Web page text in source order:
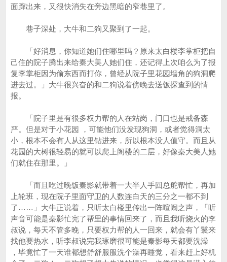
面蹿出来，又很快消失在旁边黑暗的窄巷里了。
巷子深处，大牛和二狗又聚到了一起。
「好消息，你知道她们住哪里吗？原来太白楼李掌柜把自
己住的院子腾出来给秦大美人她们住，还记得上次咱么为了报
复李掌柜因为偷东西而打你，曾经从院子里花园墙角的狗洞爬
进去过。」大牛很兴奋的和二狗说着傍晚去送饭探查到的情
报。
「院子里是有很多权力帮的人在站岗，门口也是戒备森
严。但是对于小花园 ，可能他们没发现狗洞，或者觉得洞太
小，根本不会有人从这里钻进来，所以根本没人值守。而且从
花园的大树很轻易的就可以爬上阁楼的二层，好像秦大美人她
们就住在那里。」
「而且吃过晚饭秦影就带着一大半人手回总舵帮忙，再加
上轮班，现在院子里面守卫的人数连白天的三分之一都不到
了……」大牛正说着，只听太白楼里传出一阵喧闹之声，「听
声音可能是秦影忙完了帮里的事情回来了，而且我听烧火的李
叔说，每天不管多晚，只要权力帮的人一回来，就会有丫鬟来
找他要热水，听李叔说完我琢磨很可能是秦影每天都要洗澡
，毕竟忙了一天谁都想舒舒服服洗个澡再睡觉，看来赶上好机